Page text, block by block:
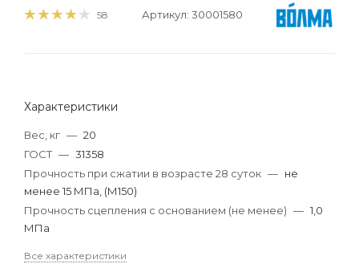
58 Артикул: 30001580
Характеристики
Вес, кг — 20
ГОСТ — 31358
Прочность при сжатии в возрасте 28 суток — не
менее 15 МПа, (М150)
Прочность сцепления с основанием (не менее) — 1,0
МПа
Все характеристики